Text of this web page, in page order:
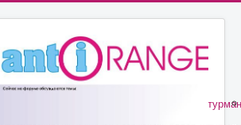
штурман